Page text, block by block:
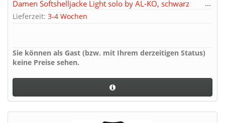
Damen Softshelljacke Light solo by AL-KO, schwarz
Lieferzeit: 3-4 Wochen
Sie können als Gast (bzw. mit Ihrem derzeitigen Status)
keine Preise sehen.